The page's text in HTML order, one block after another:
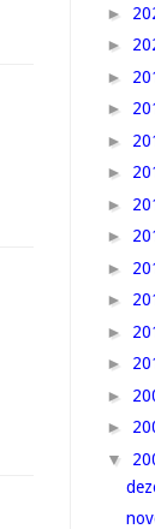
►
►
►
►
►
►
►
►
►
►
►
►
►
►
▼